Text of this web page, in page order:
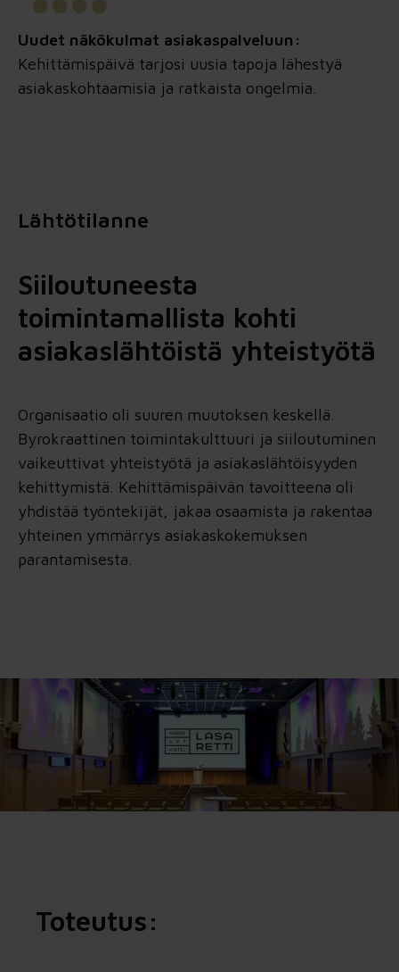
Uudet näkökulmat asiakaspalveluun:
Kehittämispäivä tarjosi uusia tapoja lähestyä
asiakaskohtaamisia ja ratkaista ongelmia.
Lähtötilanne
Siiloutuneesta
toimintamallista kohti
asiakaslähtöistä yhteistyötä
Organisaatio oli suuren muutoksen keskellä.
Byrokraattinen toimintakulttuuri ja siiloutuminen
vaikeuttivat yhteistyötä ja asiakaslähtöisyyden
kehittymistä. Kehittämispäivän tavoitteena oli
yhdistää työntekijät, jakaa osaamista ja rakentaa
yhteinen ymmärrys asiakaskokemuksen
parantamisesta.
Toteutus: